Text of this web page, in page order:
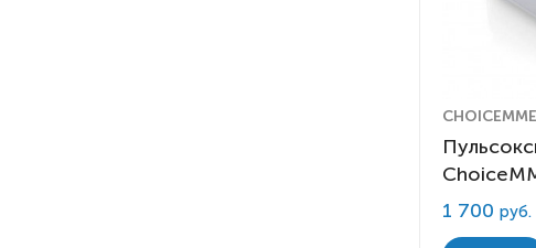
1 700 руб.